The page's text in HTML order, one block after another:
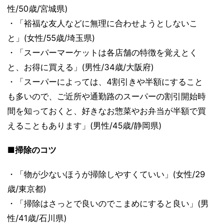
性/50歳/宮城県)
・「裕福な友人などに無理に合わせようとしないこ
と」(女性/55歳/埼玉県)
・「スーパーマーケットは各店舗の特徴を覚えとく
と、お得に買える」(男性/34歳/大阪府)
・「スーパーによっては、4割引きや半額にすること
も多いので、ご近所や通勤路のスーパーの割引開始時
間を知っておくと、好きなお惣菜やお弁当が半額で買
えることもあります」(男性/45歳/静岡県)
■掃除のコツ
・「物が少ないほうが掃除しやすくていい」(女性/29
歳/東京都)
・「掃除はさっとで良いのでこまめにすると良い」(男
性/41歳/石川県)